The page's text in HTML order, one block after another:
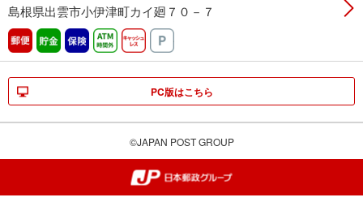
島根県出雲市小伊津町カイ廻７０－７
郵便 貯金 保険 ATM時間外キャッシュレス
PC版はこちら
©JAPAN POST GROUP